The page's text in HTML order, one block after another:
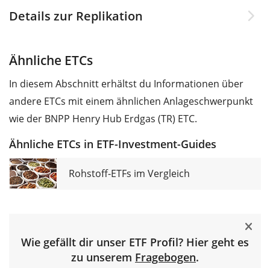
Details zur Replikation
Ähnliche ETCs
In diesem Abschnitt erhältst du Informationen über
andere ETCs mit einem ähnlichen Anlageschwerpunkt
wie der BNPP Henry Hub Erdgas (TR) ETC.
Ähnliche ETCs in ETF-Investment-Guides
Rohstoff-ETFs im Vergleich
Wie gefällt dir unser ETF Profil? Hier geht es
zu unserem Fragebogen.